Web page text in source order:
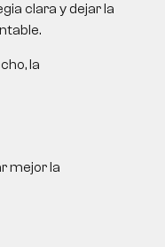
clara y dejar la
la
mejor la